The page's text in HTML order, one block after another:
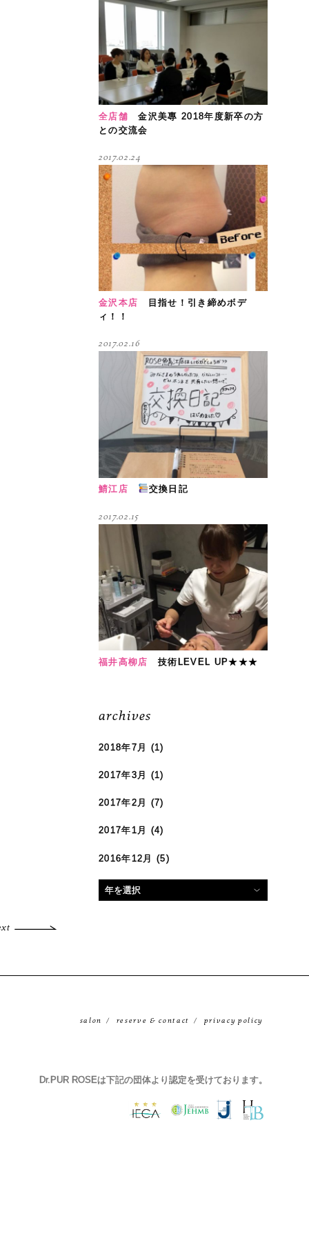
全店舗
金沢美專 2018年度新卒の方
との交流会
金沢本店
目指せ！引き締めボデ
ィ！！
2017.02.24
鯖江店 交換日記
2017.02.16
福井高柳店 技術LEVEL UP★★★
2017.02.15
archives
2018年7月 (1)
2017年3月 (1)
2017年2月 (7)
2017年1月 (4)
2016年12月 (5)
salon reserve & contact privacy policy
Dr.PUR ROSEは下記の団体より認定を受けております。